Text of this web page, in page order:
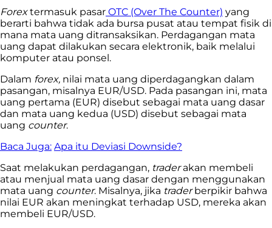
Forextermasuk pasar OTC (Over The Counter) yang
berarti bahwa tidak ada bursa pusat atau tempat fisik di
mana mata uang ditransaksikan. Perdagangan mata
uang dapat dilakukan secara elektronik, baik melalui
komputer atau ponsel.
Dalam forex, nilai mata uang diperdagangkan dalam
pasangan, misalnya EUR/USD. Pada pasangan ini, mata
uang pertama (EUR) disebut sebagai mata uang dasar
dan mata uang kedua (USD) disebut sebagai mata
uang counter.
Baca Juga: Apa itu Deviasi Downside?
Saat melakukan perdagangan, traderakan membeli
atau menjual mata uang dasar dengan menggunakan
mata uang counter. Misalnya, jika traderberpikir bahwa
nilai EUR akan meningkat terhadap USD, mereka akan
membeli EUR/USD.